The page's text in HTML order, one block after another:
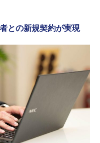
との新規契約が実現